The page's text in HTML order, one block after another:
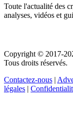
Toute l'actualité des
analyses, vidéos et
Copyright © 2017-
Tous droits réservés.
Contactez-nous |
légales |